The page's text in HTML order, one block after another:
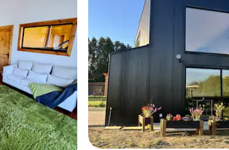
55 recensies